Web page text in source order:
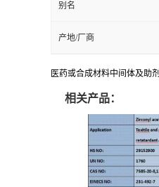
别名
产地/厂商
医药或合成材料中间体及助剂
相关产品：